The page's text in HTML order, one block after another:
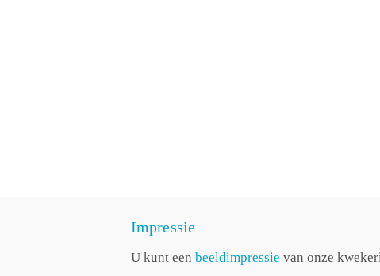
Impressie
U kunt een beeldimpressie van onze